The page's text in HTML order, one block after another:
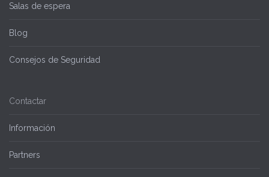
Salas de espera
Blog
Consejos de Seguridad
Contactar
Información
Partners